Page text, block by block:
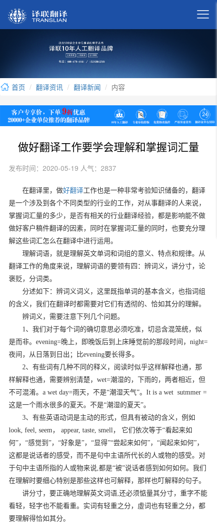

首页 翻译资讯 翻译新闻 内容
做好翻译工作要学会理解和掌握词汇量
发布时间：2020-05-19 人气：2837
在翻译里，做好翻译工作也是一种非常考验知识储备的，翻译
是一个涉及到各个不同类型的行业的工作，对从事翻译的人来说，
掌握词汇量的多少，是否有相关的行业翻译经验，都是影响能不做
做好客户稿件翻译的因素，同时在掌握词汇量的同时，也要充分理
解这些词汇怎么在翻译中进行运用。
理解词语，就是理解英文单词和词组的意义、特点和规律。从
翻译工作的角度来说，理解词语的要领有四：辨词义，讲分寸，论
褒贬，分词类。
分述如下：辨词义词义，这里既指单词的基本含义，也指词组
的含义，我们在翻译时都需要对它们有透彻的、恰如其分的理解。
辨词义，需要注意下列几个问题。
1、我们对于每个词的确切意思必须吃准，切忌含混笼统，似
是而非。evening=晚上，即晚饭后到上床睡觉前的那段时间，night=
夜间，从日落到日出；比evening要长得多。
2、有些词有几种不同的释义，阅读时似乎这样解释也通，那
样解释也通，需要辨别清楚，wet=潮湿的，下雨的，两者相近，但
不可混淆。a wet day=雨天，不是“潮湿天气”。It is a wet sutmmer =
这是一个雨水很多的夏天。不是“潮湿的夏天”。
3、有些英语动词是主动的形式，但具有被动的含义，例如
look, feel, seem， appear, taste, smell， 它们依次等于“看起来如
何”，“感觉到”，“好象是”，“显得”“尝起来如何”，“闻起来如何”，
这都是说话者的感受，而不是句中主语所代长的人或物的感受。对
于句中主语所指的人或物来说,都是“被”说话者感到如何如何。我们
在理解时要细心特别是那些这样也可解释，那样也叮解释的句子。
讲分寸，要正确地理解英文词语,还必须惦量其分寸，重字不能
看轻，轻字也不能看重。实词有轻重之分，虛词也有轻重之分，都
要理解得恰如其分。